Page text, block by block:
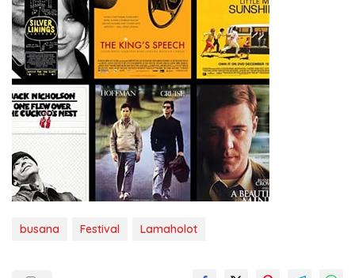
busana Festival Lamaholot